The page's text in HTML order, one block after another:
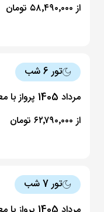
از ۵۸٬۴۹۰٬۰۰۰ تومان
تور 6 شب
مرداد 1405 پرواز با معراج ایر
از ۶۲٬۷۹۰٬۰۰۰ تومان
تور 7 شب